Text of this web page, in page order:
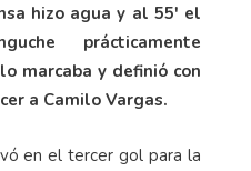
hizo agua y al 55' el
prácticamente
marcaba y definió con
a Camilo Vargas.
en el tercer gol para la